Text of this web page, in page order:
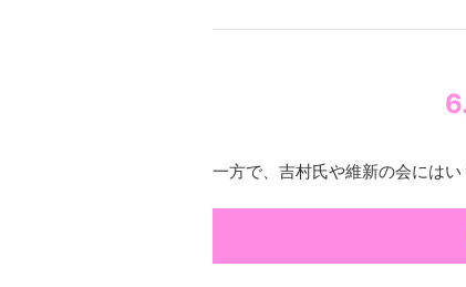
一方で、吉村氏や維新の会にはい